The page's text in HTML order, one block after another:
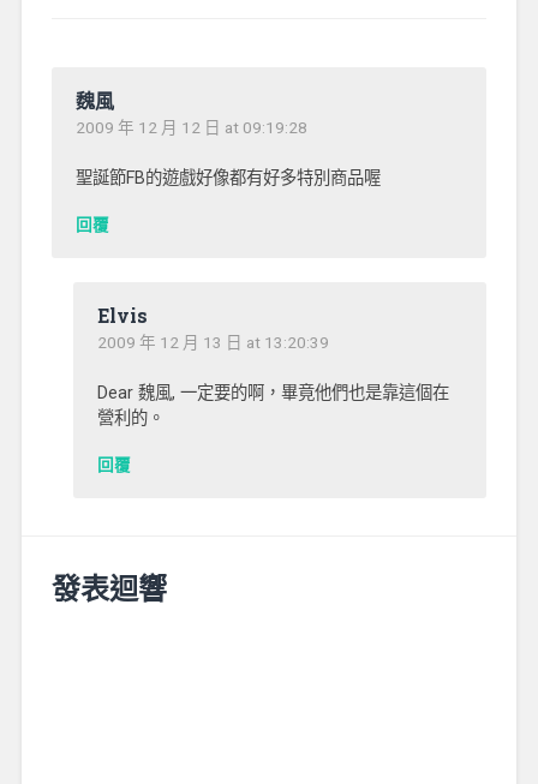
魏風
2009 年 12 月 12 日 at 09:19:28
聖誕節FB的遊戲好像都有好多特別商品喔
回覆
Elvis
2009 年 12 月 13 日 at 13:20:39
Dear 魏風, 一定要的啊，畢竟他們也是靠這個在
營利的。
回覆
發表迴響